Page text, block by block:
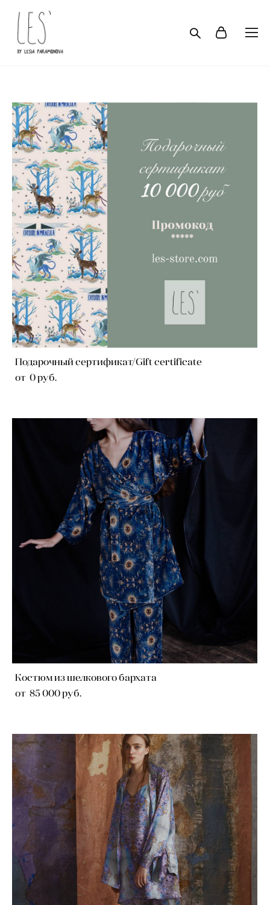
Подарочный сертификат/Gift certificate
от 0 pуб.
Костюм из шелкового бархата
от 85 000 pуб.